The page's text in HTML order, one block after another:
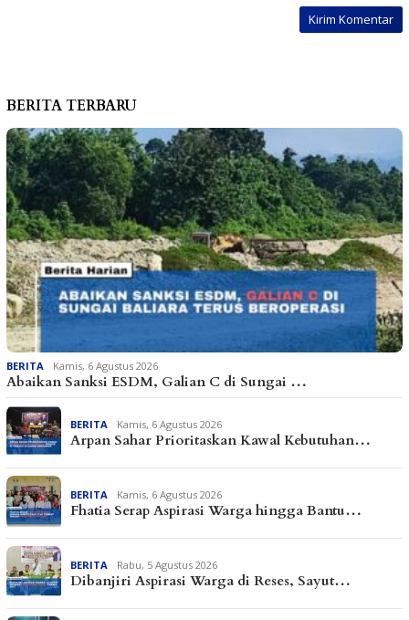
BERITA TERBARU
BERITA Kamis, 6 Agustus 2026
Abaikan Sanksi ESDM, Galian C di Sungai …
BERITA Kamis, 6 Agustus 2026
Arpan Sahar Prioritaskan Kawal Kebutuhan…
BERITA Kamis, 6 Agustus 2026
Fhatia Serap Aspirasi Warga hingga Bantu…
BERITA Rabu, 5 Agustus 2026
Dibanjiri Aspirasi Warga di Reses, Sayut…